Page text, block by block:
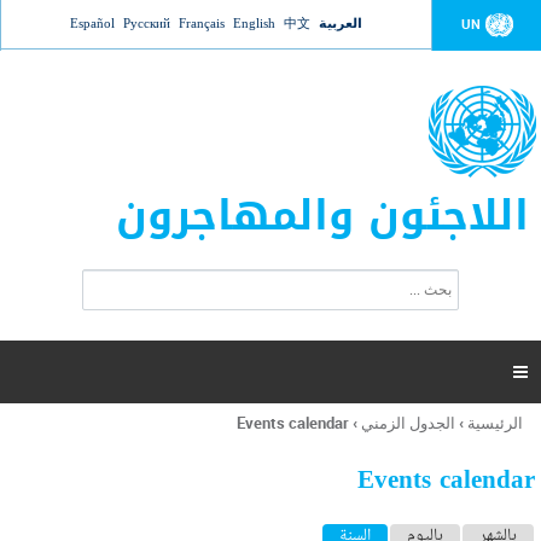
Jump to navigation UN العربية 中文
English
Français
Русский
Español
اللاجئون والمهاجرون
ت
ر
ل
ح
ب

أنت
هنا
الرئيسية › الجدول الزمني ›
Events calendar
Events calendar